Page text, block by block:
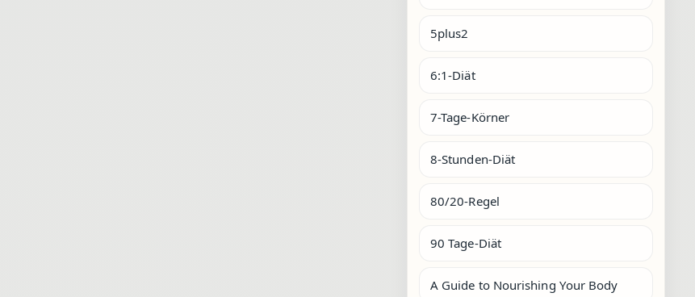
5plus2
6:1-Diät
7-Tage-Körner
8-Stunden-Diät
80/20-Regel
90 Tage-Diät
A Guide to Nourishing Your Body